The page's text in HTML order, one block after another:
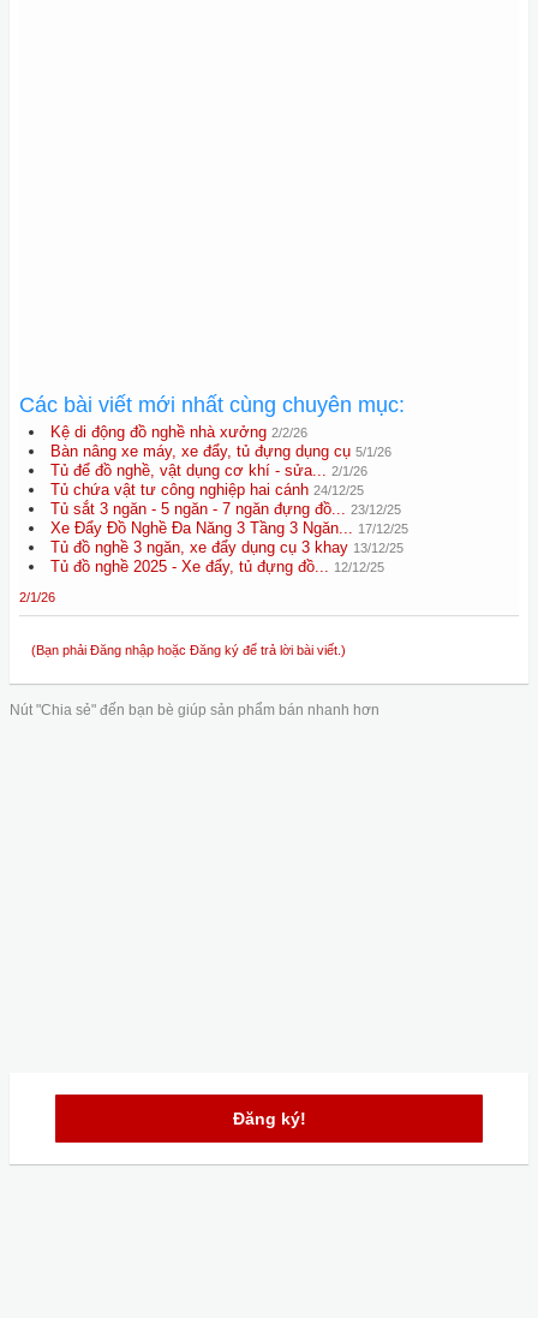
Các bài viết mới nhất cùng chuyên mục:
Kệ di động đồ nghề nhà xưởng 2/2/26
Bàn nâng xe máy, xe đẩy, tủ đựng dụng cụ 5/1/26
Tủ để đồ nghề, vật dụng cơ khí - sửa... 2/1/26
Tủ chứa vật tư công nghiệp hai cánh 24/12/25
Tủ sắt 3 ngăn - 5 ngăn - 7 ngăn đựng đồ... 23/12/25
Xe Đẩy Đồ Nghề Đa Năng 3 Tầng 3 Ngăn... 17/12/25
Tủ đồ nghề 3 ngăn, xe đẩy dụng cụ 3 khay 13/12/25
Tủ đồ nghề 2025 - Xe đẩy, tủ đựng đồ... 12/12/25
2/1/26
(Bạn phải Đăng nhập hoặc Đăng ký để trả lời bài viết.)
Nút "Chia sẻ" đến bạn bè giúp sản phẩm bán nhanh hơn
Đăng ký!